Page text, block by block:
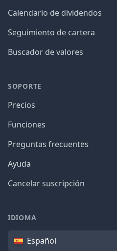
Calendario de dividendos
Seguimiento de cartera
Buscador de valores
SOPORTE
Precios
Funciones
Preguntas frecuentes
Ayuda
Cancelar suscripción
IDIOMA
IdiomaEspañol